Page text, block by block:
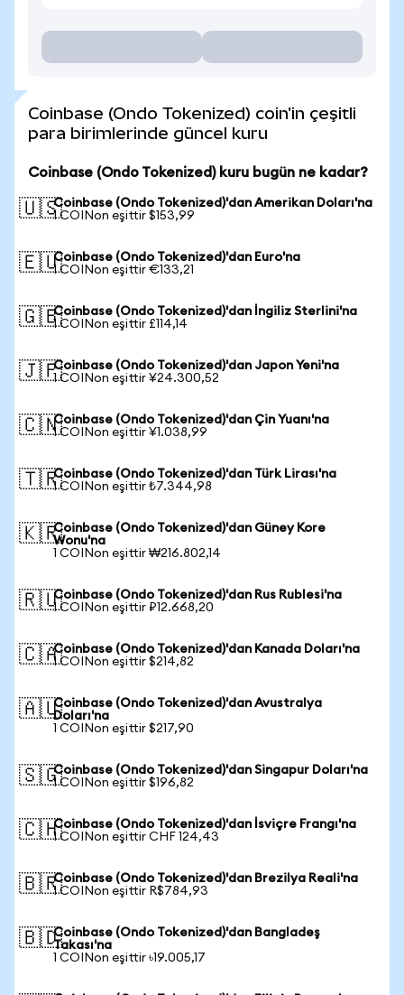
Coinbase (Ondo Tokenized) coin'in çeşitli
para birimlerinde güncel kuru
Coinbase (Ondo Tokenized) kuru bugün ne kadar?
🇺🇸Coinbase (Ondo Tokenized)'dan Amerikan Doları'na
1 COINon eşittir $153,99
🇪🇺Coinbase (Ondo Tokenized)'dan Euro'na
1 COINon eşittir €133,21
🇬🇧Coinbase (Ondo Tokenized)'dan İngiliz Sterlini'na
1 COINon eşittir £114,14
🇯🇵Coinbase (Ondo Tokenized)'dan Japon Yeni'na
1 COINon eşittir ¥24.300,52
🇨🇳Coinbase (Ondo Tokenized)'dan Çin Yuanı'na
1 COINon eşittir ¥1.038,99
🇹🇷Coinbase (Ondo Tokenized)'dan Türk Lirası'na
1 COINon eşittir ₺7.344,98
🇰🇷Coinbase (Ondo Tokenized)'dan Güney Kore
Wonu'na
1 COINon eşittir ₩216.802,14
🇷🇺Coinbase (Ondo Tokenized)'dan Rus Rublesi'na
1 COINon eşittir ₽12.668,20
🇨🇦Coinbase (Ondo Tokenized)'dan Kanada Doları'na
1 COINon eşittir $214,82
🇦🇺Coinbase (Ondo Tokenized)'dan Avustralya
Doları'na
1 COINon eşittir $217,90
🇸🇬Coinbase (Ondo Tokenized)'dan Singapur Doları'na
1 COINon eşittir $196,82
🇨🇭Coinbase (Ondo Tokenized)'dan İsviçre Frangı'na
1 COINon eşittir CHF 124,43
🇧🇷Coinbase (Ondo Tokenized)'dan Brezilya Reali'na
1 COINon eşittir R$784,93
🇧🇩Coinbase (Ondo Tokenized)'dan Bangladeş
Takası'na
1 COINon eşittir ৳19.005,17